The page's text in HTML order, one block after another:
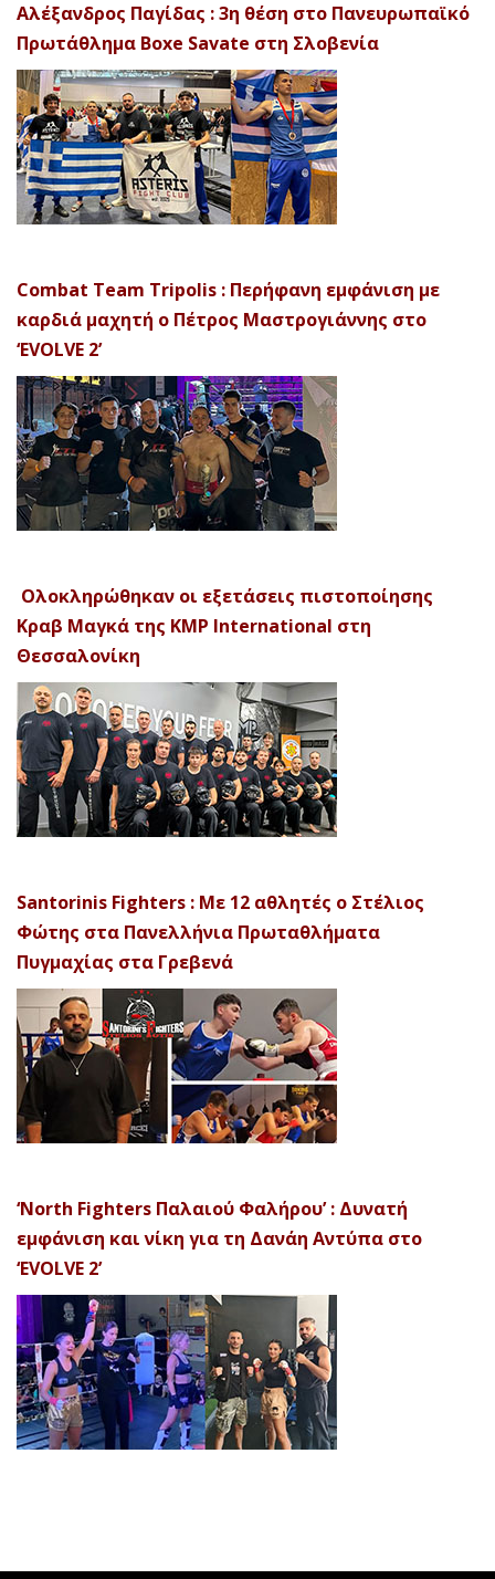
Αλέξανδρος Παγίδας : 3η θέση στο Πανευρωπαϊκό
Πρωτάθλημα Boxe Savate στη Σλοβενία
Combat Team Tripolis : Περήφανη εμφάνιση με
καρδιά μαχητή ο Πέτρος Μαστρογιάννης στο
‘EVOLVE 2’
Ολοκληρώθηκαν οι εξετάσεις πιστοποίησης
Κραβ Μαγκά της KMP International στη
Θεσσαλονίκη
Santorinis Fighters : Με 12 αθλητές ο Στέλιος
Φώτης στα Πανελλήνια Πρωταθλήματα
Πυγμαχίας στα Γρεβενά
‘North Fighters Παλαιού Φαλήρου’ : Δυνατή
εμφάνιση και νίκη για τη Δανάη Αντύπα στο
‘EVOLVE 2’